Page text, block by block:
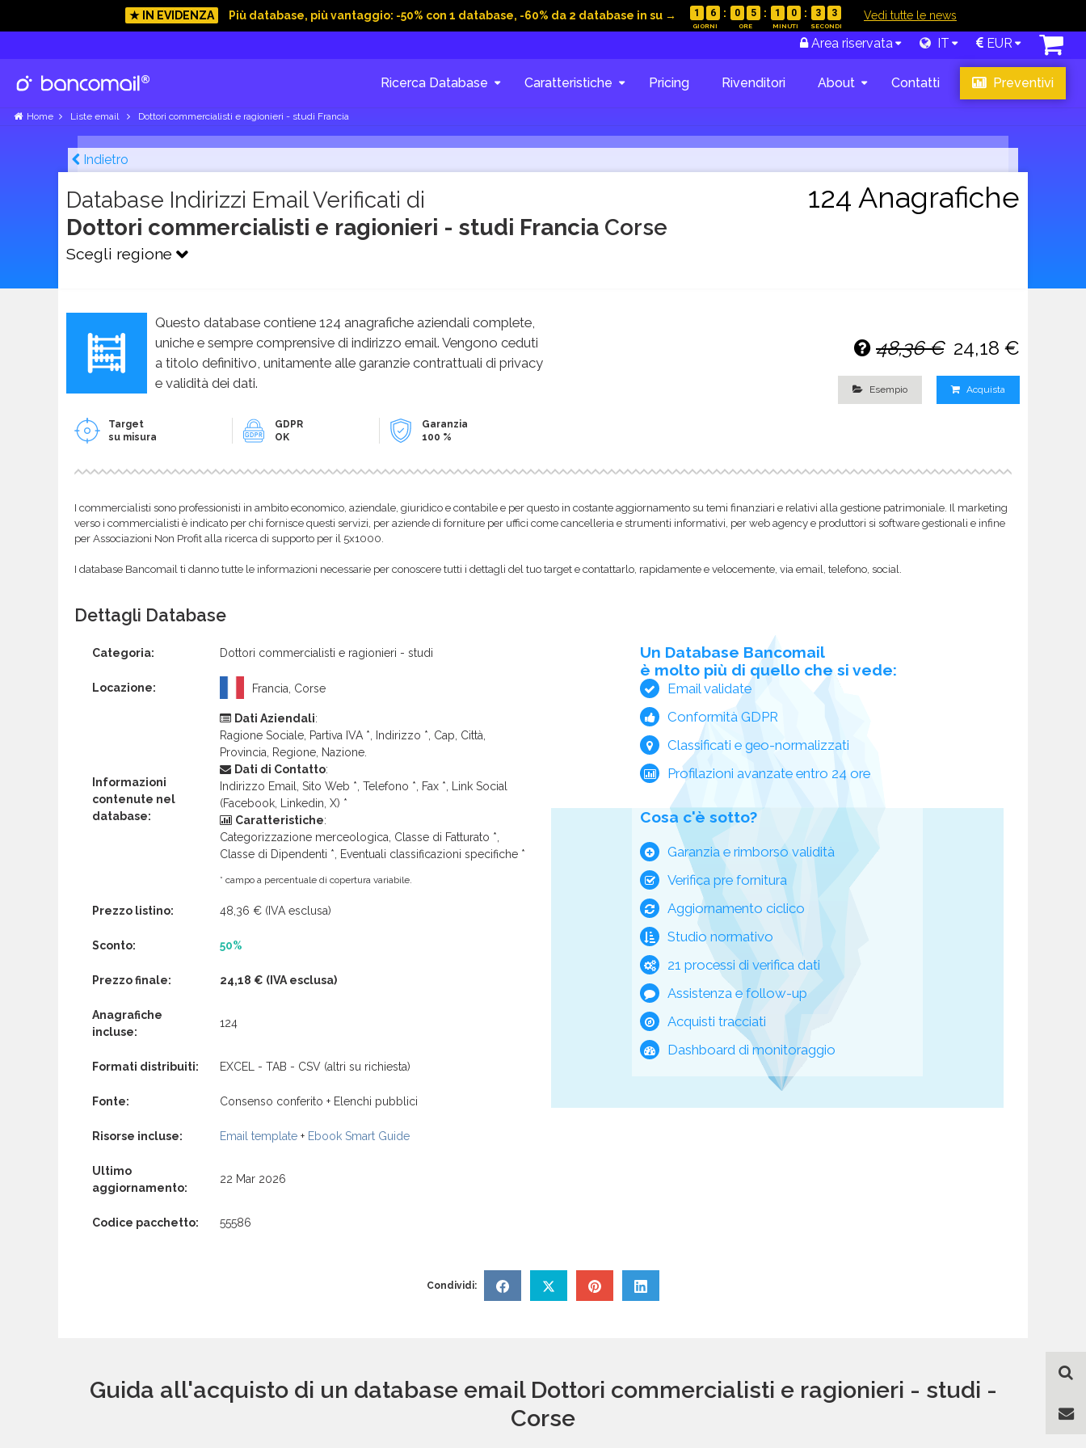
★ IN EVIDENZA Più database, più vantaggio: -50% con 1 database, -60% da 2 database in su → 1 6 0 5 1 0 3 2 Vedi tutte le news
Area riservata IT EUR
Ricerca Database Caratteristiche Pricing Rivenditori About Contatti Preventivi
Home Liste email Dottori commercialisti e ragionieri - studi Francia
Indietro
Database Indirizzi Email Verificati di
Dottori commercialisti e ragionieri - studi Francia Corse
Scegli regione
124 Anagrafiche
Questo database contiene 124 anagrafiche aziendali complete,
uniche e sempre comprensive di indirizzo email. Vengono ceduti
a titolo definitivo, unitamente alle garanzie contrattuali di privacy
e validità dei dati.
Target
su misura
GDPR
OK
Garanzia
100 %
48,36 € 24,18 €
Esempio Acquista
I commercialisti sono professionisti in ambito economico, aziendale, giuridico e contabile e per questo in costante aggiornamento su temi finanziari e relativi alla gestione patrimoniale. Il marketing
verso i commercialisti è indicato per chi fornisce questi servizi, per aziende di forniture per uffici come cancelleria e strumenti informativi, per web agency e produttori si software gestionali e infine
per Associazioni Non Profit alla ricerca di supporto per il 5x1000.
I database Bancomail ti danno tutte le informazioni necessarie per conoscere tutti i dettagli del tuo target e contattarlo, rapidamente e velocemente, via email, telefono, social.
Dettagli Database
Categoria: Dottori commercialisti e ragionieri - studi
Locazione: Francia, Corse
Informazioni
contenute nel
database:
Dati Aziendali:
Ragione Sociale, Partiva IVA *, Indirizzo *, Cap, Città,
Provincia, Regione, Nazione.
Dati di Contatto:
Indirizzo Email, Sito Web *, Telefono *, Fax *, Link Social
(Facebook, Linkedin, X) *
Caratteristiche:
Categorizzazione merceologica, Classe di Fatturato *,
Classe di Dipendenti *, Eventuali classificazioni specifiche *
* campo a percentuale di copertura variabile.
Prezzo listino: 48,36 € (IVA esclusa)
Sconto: 50%
Prezzo finale: 24,18 € (IVA esclusa)
Anagrafiche
incluse:
124
Formati distribuiti: EXCEL - TAB - CSV (altri su richiesta)
Fonte: Consenso conferito + Elenchi pubblici
Risorse incluse: Email template + Ebook Smart Guide
Ultimo
aggiornamento:
22 Mar 2026
Codice pacchetto: 55586
Un Database Bancomail
è molto più di quello che si vede:
Email validate
Conformità GDPR
Classificati e geo-normalizzati
Profilazioni avanzate entro 24 ore
Cosa c'è sotto?
Garanzia e rimborso validità
Verifica pre fornitura
Aggiornamento ciclico
Studio normativo
21 processi di verifica dati
Assistenza e follow-up
Acquisti tracciati
Dashboard di monitoraggio
Condividi:
Guida all'acquisto di un database email Dottori commercialisti e ragionieri - studi -
Corse